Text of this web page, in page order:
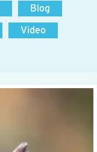
Blog
Video